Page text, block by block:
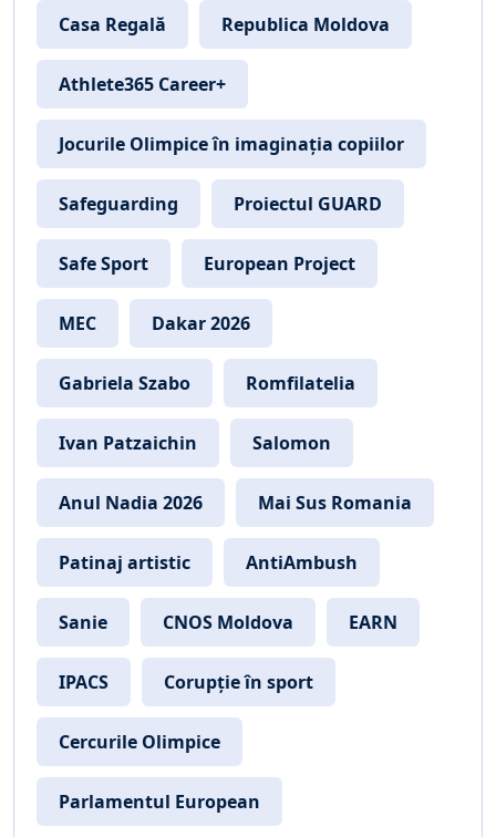
Casa Regală Republica Moldova
Athlete365 Career+
Jocurile Olimpice în imaginația copiilor
Safeguarding Proiectul GUARD
Safe Sport European Project
MEC Dakar 2026
Gabriela Szabo Romfilatelia
Ivan Patzaichin Salomon
Anul Nadia 2026 Mai Sus Romania
Patinaj artistic AntiAmbush
Sanie CNOS Moldova EARN
IPACS Corupție în sport
Cercurile Olimpice
Parlamentul European